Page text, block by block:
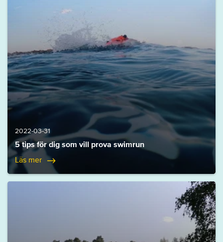
2022-03-31
5 tips för dig som vill prova swimrun
Läs mer